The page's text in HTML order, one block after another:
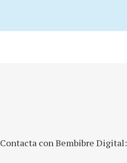
Contacta con Bembibre Digital: